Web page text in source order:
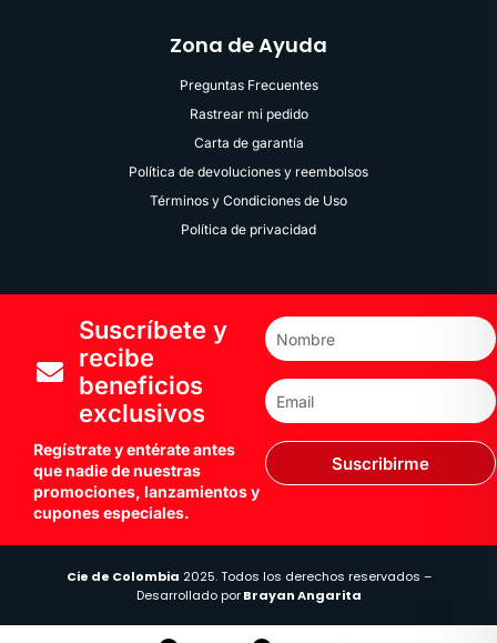
Zona de Ayuda
Preguntas Frecuentes
Rastrear mi pedido
Carta de garantía
Política de devoluciones y reembolsos
Términos y Condiciones de Uso
Política de privacidad
Suscríbete y
recibe
beneficios
exclusivos
Regístrate y entérate antes
que nadie de nuestras
promociones, lanzamientos y
cupones especiales.
Suscribirme
Cie de Colombia 2025. Todos los derechos reservados –
Desarrollado porBrayan Angarita